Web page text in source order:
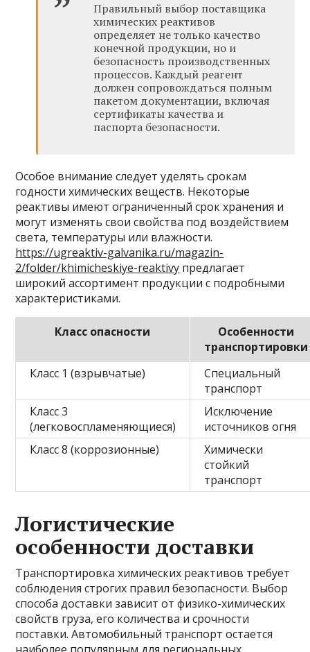
Правильный выбор поставщика
химических реактивов
определяет не только качество
конечной продукции, но и
безопасность производственных
процессов. Каждый реагент
должен сопровождаться полным
пакетом документации, включая
сертификаты качества и
паспорта безопасности.
Особое внимание следует уделять срокам
годности химических веществ. Некоторые
реактивы имеют ограниченный срок хранения и
могут изменять свои свойства под воздействием
света, температуры или влажности.
https://ugreaktiv-galvanika.ru/magazin-
2/folder/khimicheskiye-reaktivy предлагает
широкий ассортимент продукции с подробными
характеристиками.
Класс опасности
Особенности
транспортировки
Класс 1 (взрывчатые)
Специальный
транспорт
Класс 3
(легковоспламеняющиеся)
Исключение
источников огня
Класс 8 (коррозионные)
Химически
стойкий
транспорт
Логистические
особенности доставки
Транспортировка химических реактивов требует
соблюдения строгих правил безопасности. Выбор
способа доставки зависит от физико-химических
свойств груза, его количества и срочности
поставки. Автомобильный транспорт остается